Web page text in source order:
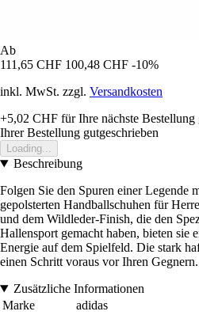
Ab
111,65 CHF 100,48 CHF -10%
inkl. MwSt. zzgl. Versandkosten
+5,02 CHF für Ihre nächste Bestellung
Ihrer Bestellung gutgeschrieben
Loading...
Beschreibung
Folgen Sie den Spuren einer Legende
gepolsterten Handballschuhen für
und dem Wildleder-Finish, die den
Hallensport gemacht haben, bieten sie
Energie auf dem Spielfeld. Die stark
einen Schritt voraus vor Ihren Gegnern.
Zusätzliche Informationen
Marke
adidas